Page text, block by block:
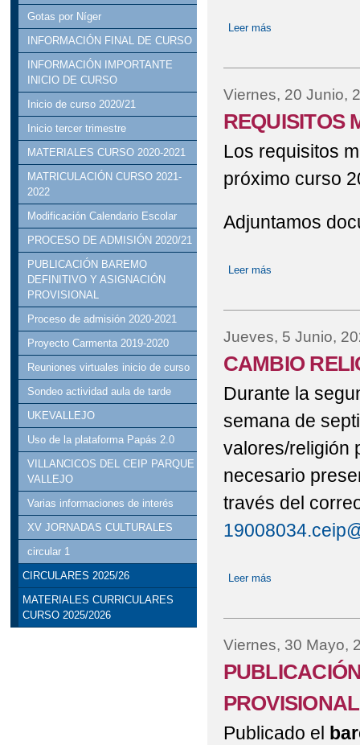
Gotas por Níger
INFORMACIÓN FINAL DE CURSO
INFORMACIÓN IMPORTANTE
INICIO DE CURSO
Inicio de curso 2020/21
Inicio tercer trimestre
MATERIALES CURSO 2020-2021
MATRICULACIÓN CURSO 2021-
2022
Modificación Calendario Escolar
PROCESO DE ADMISIÓN 2020/21
PUBLICACIÓN BAREMO
DEFINITIVO Y ASIGNACIÓN
PROVISIONAL
Proceso de admisión 2020-2021
Proyecto Carmenta 2019-2020
Reuniones virtuales inicio de curso
Sondeo actividad aula de tarde
UKEVALLEJO
Uso de la plataforma Papás 2.0
VILLANCICOS DEL CEIP PARQUE
VALLEJO
Varias informaciones de interés
XV JORNADAS CULTURALES
circular 1
CIRCULARES 2025/26
MATERIALES CURRICULARES
CURSO 2025/2026
Leer más
Viernes, 20 Junio,
REQUISITOS
Los requisitos
próximo curso
Adjuntamos
Leer más
Jueves, 5 Junio,
CAMBIO
Durante la
semana de
valores/religión
necesario
través del
Leer más
Viernes, 30 Mayo,
Publicado el